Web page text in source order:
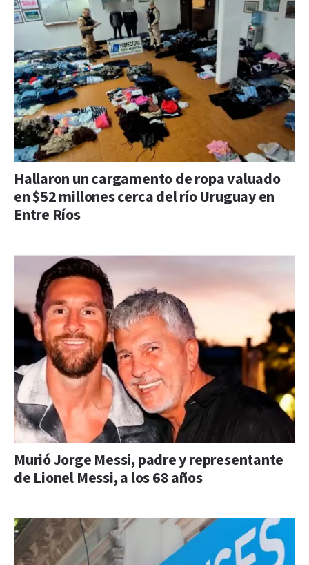
Hallaron un cargamento de ropa valuado
en $52 millones cerca del río Uruguay en
Entre Ríos
Murió Jorge Messi, padre y representante
de Lionel Messi, a los 68 años